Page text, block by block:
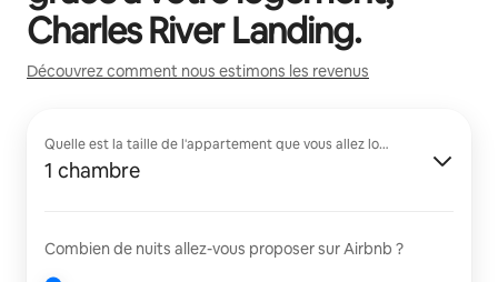
Charles River Landing.
Découvrez comment nous estimons les revenus
Quelle est la taille de l'appartement que vous allez louer ?
1 chambre
Combien de nuits allez-vous proposer sur Airbnb ?